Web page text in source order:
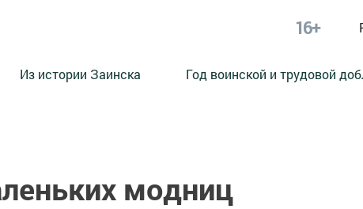
16+
Из истории Заинска Год воинской и трудовой
модниц